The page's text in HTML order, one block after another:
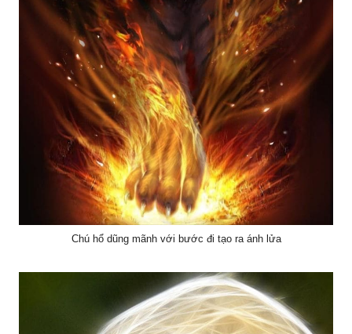
Chú hổ dũng mãnh với bước đi tạo ra ánh lửa